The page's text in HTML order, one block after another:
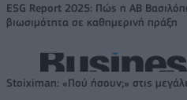
ESG Report 2025: Πώς η ΑΒ
βιωσιμότητα σε καθημερινή πράξη
Stoiximan: «Πού ήσουν;» στις